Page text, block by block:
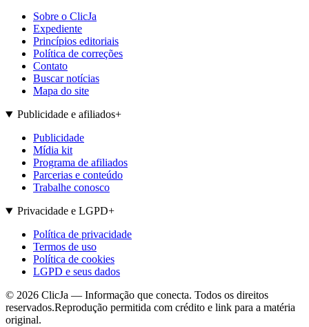
Sobre o ClicJa
Expediente
Princípios editoriais
Política de correções
Contato
Buscar notícias
Mapa do site
Publicidade e afiliados+
Publicidade
Mídia kit
Programa de afiliados
Parcerias e conteúdo
Trabalhe conosco
Privacidade e LGPD+
Política de privacidade
Termos de uso
Política de cookies
LGPD e seus dados
© 2026 ClicJa — Informação que conecta. Todos os direitos
reservados.Reprodução permitida com crédito e link para a matéria
original.